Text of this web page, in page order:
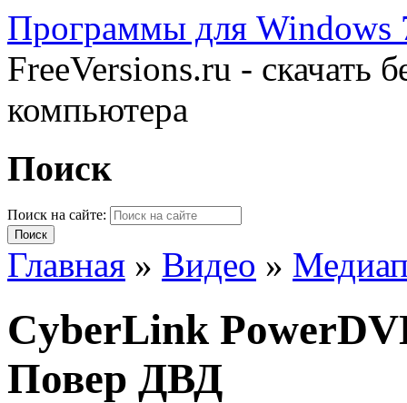
Программы для Windows
FreeVersions.ru - скачать
компьютера
Поиск
Поиск на сайте:
Главная » Видео »
CyberLink
Повер ДВД